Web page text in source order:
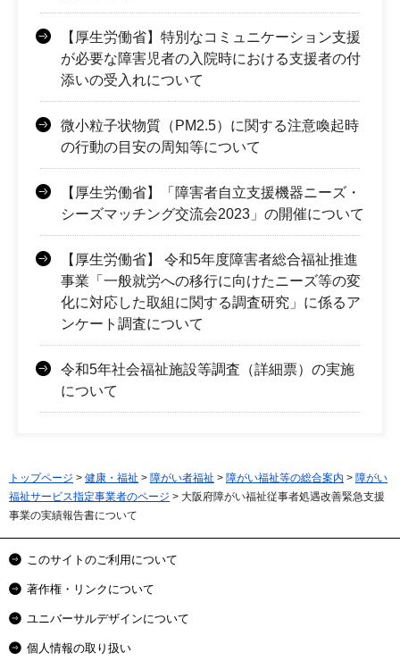
【厚生労働省】特別なコミュニケーション支援
が必要な障害児者の入院時における支援者の付
添いの受入れについて
微小粒子状物質（PM2.5）に関する注意喚起時
の行動の目安の周知等について
【厚生労働省】「障害者自立支援機器ニーズ・
シーズマッチング交流会2023」の開催について
【厚生労働省】 令和5年度障害者総合福祉推進
事業「一般就労への移行に向けたニーズ等の変
化に対応した取組に関する調査研究」に係るア
ンケート調査について
令和5年社会福祉施設等調査（詳細票）の実施
について
トップページ > 健康・福祉 > 障がい者福祉 > 障がい福祉等の総合案内 > 障がい
福祉サービス指定事業者のページ > 大阪府障がい福祉従事者処遇改善緊急支援
事業の実績報告書について
このサイトのご利用について
著作権・リンクについて
ユニバーサルデザインについて
個人情報の取り扱い